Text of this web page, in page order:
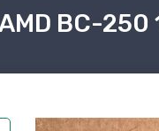
BC-250